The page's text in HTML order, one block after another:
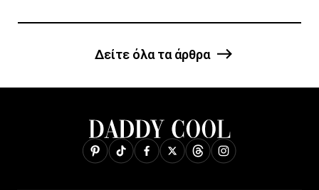
Δείτε όλα τα άρθρα